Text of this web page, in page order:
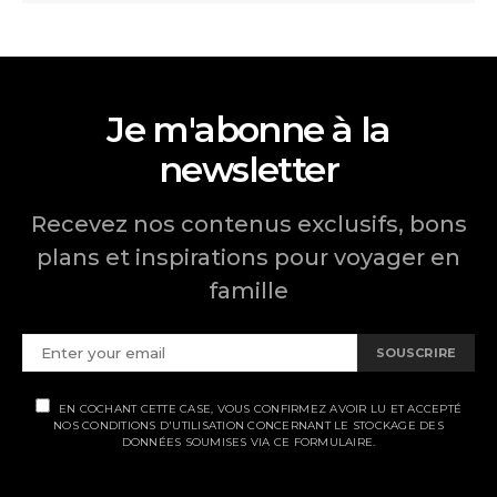
Je m'abonne à la
newsletter
Recevez nos contenus exclusifs, bons
plans et inspirations pour voyager en
famille
SOUSCRIRE
EN COCHANT CETTE CASE, VOUS CONFIRMEZ AVOIR LU ET ACCEPTÉ
NOS CONDITIONS D'UTILISATION CONCERNANT LE STOCKAGE DES
DONNÉES SOUMISES VIA CE FORMULAIRE.